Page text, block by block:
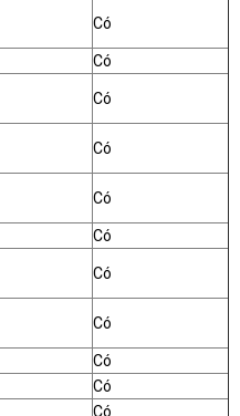
Có
Có
Có
Có
Có
Có
Có
Có
Có
Có
Có